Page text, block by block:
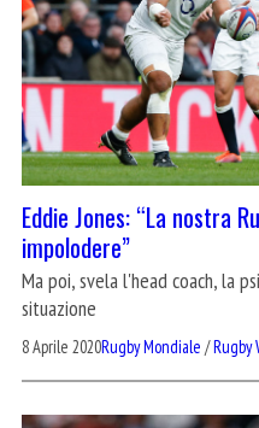
Eddie Jones: “La nostra
impolodere”
Ma poi, svela l'head coach, la
situazione
8 Aprile 2020Rugby Mondiale /Rugby